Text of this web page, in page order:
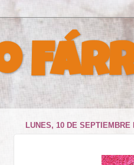
LUNES, 10 DE SEPTIEMBRE